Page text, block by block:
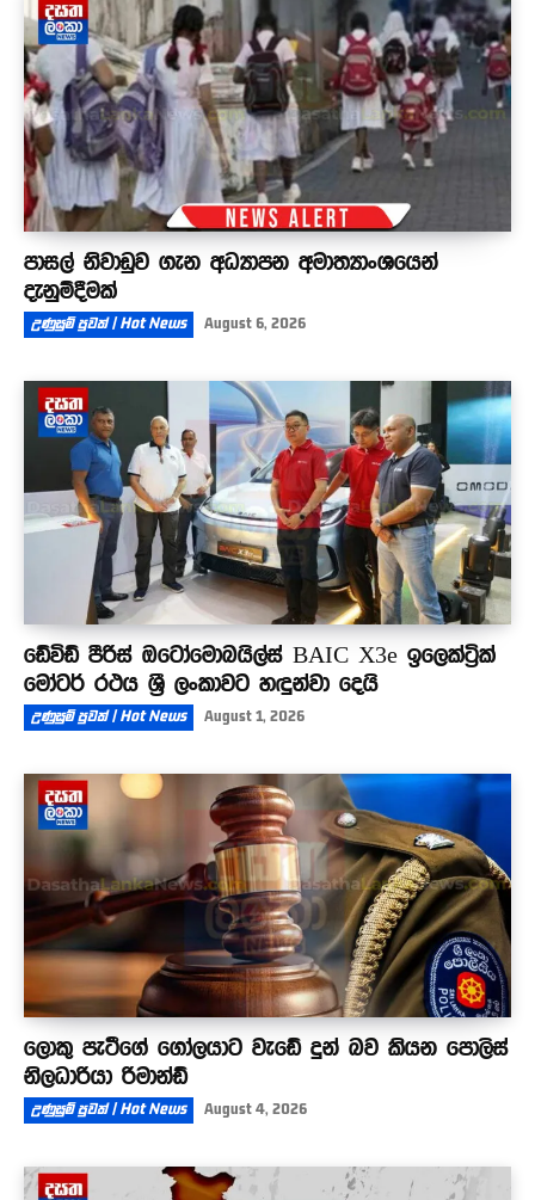
පාසල් නිවාඩුව ගැන අධ්‍යාපන අමාත්‍යාංශයෙන්
දැනුම්දීමක්
උණුසුම් පුවත් | Hot News August 6, 2026
ඩේවිඩ් පීරිස් ඔටෝමොබයිල්ස් BAIC X3e ඉලෙක්ට්‍රික්
මෝටර් රථය ශ්‍රී ලංකාවට හඳුන්වා දෙයි
උණුසුම් පුවත් | Hot News August 1, 2026
ලොකු පැටීගේ ගෝලයාට වැඩේ දුන් බව කියන පොලිස්
නිලධාරියා රිමාන්ඩ්
උණුසුම් පුවත් | Hot News August 4, 2026